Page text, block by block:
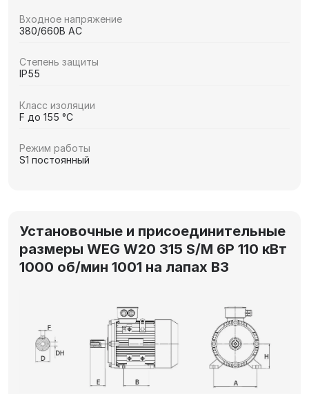
Входное напряжение
380/660В AC
Степень защиты
IP55
Класс изоляции
F до 155 °C
Режим работы
S1 постоянный
Установочные и присоединительные
размеры WEG W20 315 S/M 6P 110 кВт
1000 об/мин 1001 на лапах В3